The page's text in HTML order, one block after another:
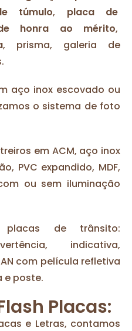
túmulo, placa de
honra ao mérito,
, prisma, galeria de
aço inox escovado ou
o sistema de foto
em ACM, aço inox
PVC expandido, MDF,
ou sem iluminação
placas de trânsito:
indicativa,
com película refletiva
e poste.
Placas:
e Letras, contamos